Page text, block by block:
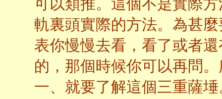
可以類推。這個不是實際
軌裏頭實際的方法。為甚
表你慢慢去看，看了或者
的，那個時候你可以再問
一、就要了解這個三重薩